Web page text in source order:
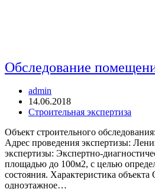
Обследование
Автор
записи:
admin
Запись
опубликована:
14.06.2018
Рубрика
Строительная экспертиза
Объект строительного
Адрес проведения экспертизы:
экспертизы: Экспертно-
площадью до 100м2, с целью
состояния. Характеристика объекта
одноэтажное…